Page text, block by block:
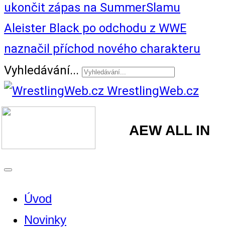
ukončit zápas na SummerSlamu
Aleister Black po odchodu z WWE
naznačil příchod nového charakteru
Vyhledávání...
WrestlingWeb.cz
AEW ALL IN
Úvod
Novinky